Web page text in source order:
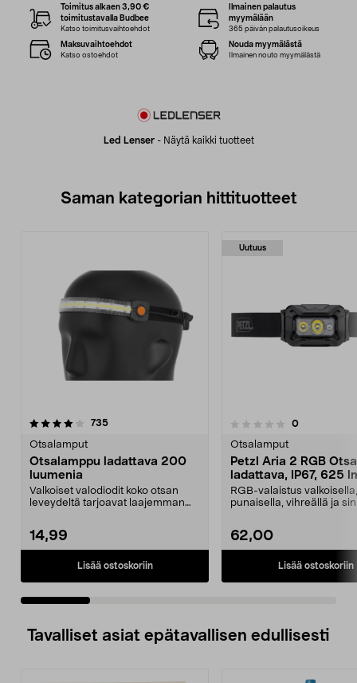
Led Lenser- Näytä kaikki tuotteet
Toimitus alkaen 3,90 €
toimitustavalla Budbee
Katso toimitusvaihtoehdot
Ilmainen palautus
myymälään
365 päivän palautusoikeus
Maksuvaihtoehdot
Katso ostoehdot
Nouda myymälästä
Ilmainen nouto myymälästä
Saman kategorian hittituotteet
735arvostelut
Otsalamput
Otsalamppu ladattava 200
luumenia
Valkoiset valodiodit koko otsan
leveydeltä tarjoavat laajemman
14,99
Lisää ostoskoriin
Uutuus
0.0 viidestä
0arvostelut
Otsalamput
Petzl Aria 2 RGB
ladattava, IP67, 625
RGB-valaistus valkoisella,
punaisella, vihreällä ja
62,00
Lisää ostoskoriin
4.0 viidestä
Tavalliset asiat epätavallisen edullisesti